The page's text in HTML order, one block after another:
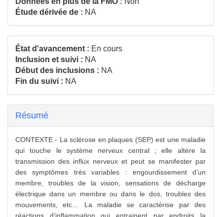
Étude dérivée de : NA
État d'avancement : En cours
Inclusion et suivi : NA
Début des inclusions : NA
Fin du suivi : NA
Résumé
CONTEXTE - La sclérose en plaques (SEP) est une maladie
qui touche le système nerveux central ; elle altère la
transmission des influx nerveux et peut se manifester par
des symptômes très variables : engourdissement d’un
membre, troubles de la vision, sensations de décharge
électrique dans un membre ou dans le dos, troubles des
mouvements, etc… La maladie se caractérise par des